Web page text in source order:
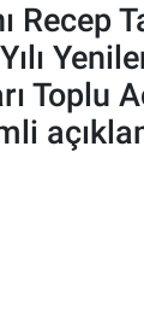
Recep
Toplu